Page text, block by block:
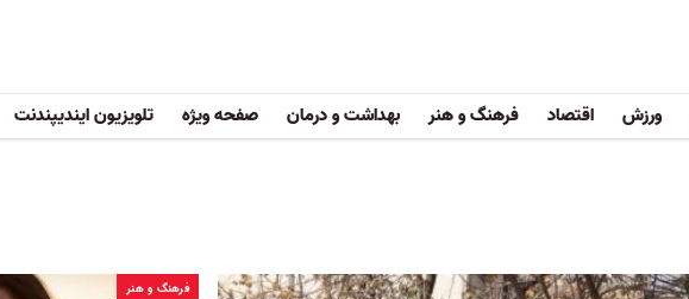
ورزش اقتصاد فرهنگ و هنر بهداشت و درمان صفحه ویژه تلویزیون ایندیپندنت
فرهنگ و هنر